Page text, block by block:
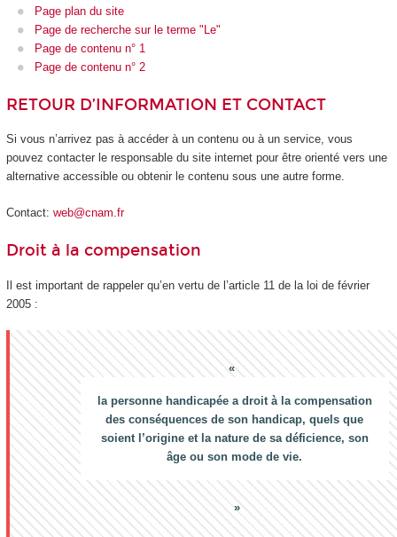
Page plan du site
Page de recherche sur le terme "Le"
Page de contenu n° 1
Page de contenu n° 2
RETOUR D’INFORMATION ET CONTACT
Si vous n’arrivez pas à accéder à un contenu ou à un service, vous
pouvez contacter le responsable du site internet pour être orienté vers une
alternative accessible ou obtenir le contenu sous une autre forme.
Contact: web@cnam.fr
Droit à la compensation
Il est important de rappeler qu’en vertu de l’article 11 de la loi de février
2005 :
la personne handicapée a droit à la compensation
des conséquences de son handicap, quels que
soient l’origine et la nature de sa déficience, son
âge ou son mode de vie.